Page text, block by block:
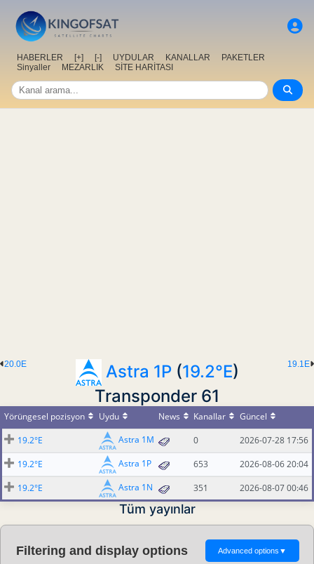
HABERLER [+] [-] UYDULAR KANALLAR
PAKETLER
Sinyaller
MEZARLIK SİTE HARİTASI
19.1E
20.0E Astra 1P(19.2°E)
Transponder 61
Yörüngesel pozisyon Uydu News Kanallar
Güncel
19.2°E
Astra 1M 0
2026-07-28 17:56
19.2°E
Astra 1P 653
2026-08-06 20:04
19.2°E
Astra 1N 351 2026-08-07 00:46
Tüm yayınlar
Filtering and display options Advanced options ▼